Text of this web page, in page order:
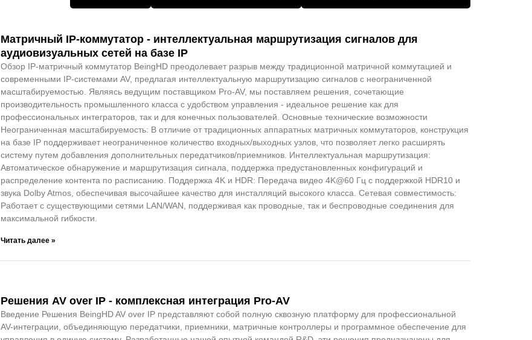
Матричный IP-коммутатор - интеллектуальная маршрутизация сигналов для
аудиовизуальных сетей на базе IP
Обзор IP-матричный коммутатор BeingHD преодолевает разрыв между традиционной матричной коммутацией и
современными IP-системами AV, предлагая интеллектуальную маршрутизацию сигналов с неограниченной
масштабируемостью. Являясь ведущим поставщиком Pro-AV, мы поставляем решения, сочетающие
производительность промышленного класса с удобством управления - идеальное решение как для
профессиональных интеграторов, так и для конечных пользователей. Основные технические возможности
Неограниченная масштабируемость: В отличие от традиционных аппаратных матричных коммутаторов, конструкция
на базе IP поддерживает неограниченное количество входных/выходных узлов, что позволяет легко расширять
систему путем добавления дополнительных передатчиков/приемников. Интеллектуальная маршрутизация:
Автоматическое обнаружение и маршрутизация сигнала, поддержка предустановленных конфигураций и
распределение контента по расписанию. Поддержка 4K и HDR: Передача видео 4K@60 Гц с поддержкой HDR10 и
звука Dolby Atmos, обеспечивая высочайшее качество для инсталляций высокого класса. Сетевая совместимость:
Работает с существующими сетями LAN/WAN, поддерживая как проводные, так и беспроводные соединения для
максимальной гибкости.
Читать далее »
Решения AV over IP - комплексная интеграция Pro-AV
Введение Решения BeingHD AV over IP представляют собой полную сквозную платформу для профессиональной
AV-интеграции, объединяющую передатчики, приемники, матричные контроллеры и программное обеспечение для
Страница
Страница